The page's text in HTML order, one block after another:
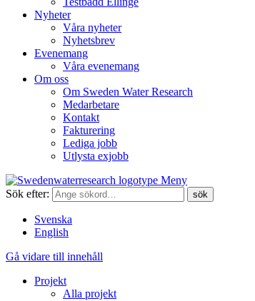
Nyheter
Våra nyheter
Nyhetsbrev
Evenemang
Våra evenemang
Om oss
Om Sweden Water Research
Medarbetare
Kontakt
Fakturering
Lediga jobb
Utlysta exjobb
Meny
Sök efter:
Svenska
English
Gå vidare till innehåll
Projekt
Alla projekt